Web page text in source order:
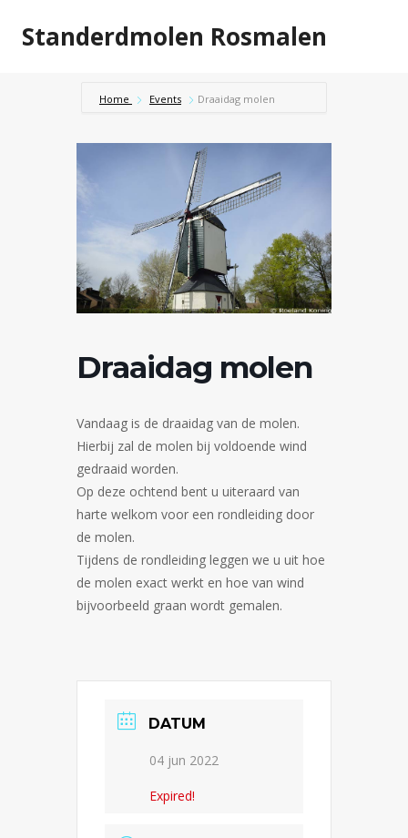
naarStanderdmolen Rosmalen
Home Events Draaidag molen
Draaidag molen
Vandaag is de draaidag van de molen.
Hierbij zal de molen bij voldoende wind
gedraaid worden.
Op deze ochtend bent u uiteraard van
harte welkom voor een rondleiding door
de molen.
Tijdens de rondleiding leggen we u uit hoe
de molen exact werkt en hoe van wind
bijvoorbeeld graan wordt gemalen.
DATUM
04 jun 2022
Expired!